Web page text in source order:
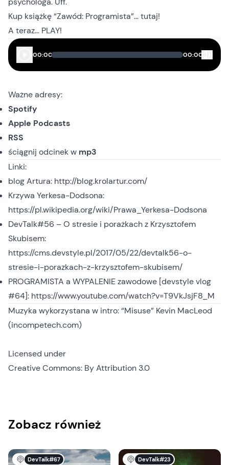
Kup książkę“Zawód: Programista”… tutaj!
A teraz… PLAY!
00:00 00:00
Ważne adresy:
Spotify
Apple Podcasts
RSS
ściągnij odcinekw mp3
Linki:
blog Artura: http://blog.krolartur.com/
Krzywa Yerkesa-Dodsona:
https://pl.wikipedia.org/wiki/Prawa_Yerkesa-Dodsona
DevTalk#56 – O stresie i porażkach z Krzysztofem
Skubisem:
https://cms.devstyle.pl/2017/05/22/devtalk56-o-
stresie-i-porazkach-z-krzysztofem-skubisem/
PROGRAMISTA a WYPALENIE zawodowe [devstyle vlog
#64]: https://www.youtube.com/watch?v=T9VkJsjF8_M
Muzyka wykorzystana w intro: “Misuse” Kevin MacLeod
(incompetech.com)
Licensed under
Creative Commons: By Attribution 3.0
Zobacz również
DevTalk#67 DevTalk#23